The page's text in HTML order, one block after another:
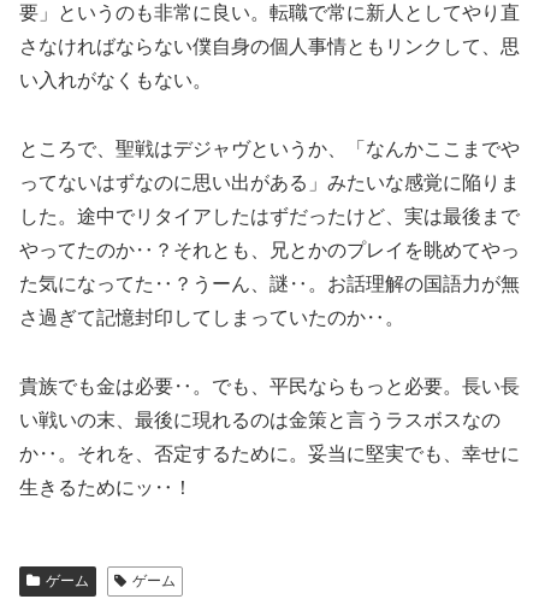
要」というのも非常に良い。転職で常に新人としてやり直
さなければならない僕自身の個人事情ともリンクして、思
い入れがなくもない。
ところで、聖戦はデジャヴというか、「なんかここまでや
ってないはずなのに思い出がある」みたいな感覚に陥りま
した。途中でリタイアしたはずだったけど、実は最後まで
やってたのか‥？それとも、兄とかのプレイを眺めてやっ
た気になってた‥？うーん、謎‥。お話理解の国語力が無
さ過ぎて記憶封印してしまっていたのか‥。
貴族でも金は必要‥。でも、平民ならもっと必要。長い長
い戦いの末、最後に現れるのは金策と言うラスボスなの
か‥。それを、否定するために。妥当に堅実でも、幸せに
生きるためにッ‥！
ゲーム ゲーム